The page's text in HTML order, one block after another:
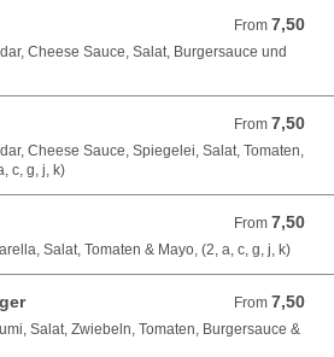
From 7,50
From 7,50 EUR
Cheese Sauce, Salat, Burgersauce und
From 7,50
From 7,50 EUR
Cheese Sauce, Spiegelei, Salat, Tomaten,
c, g, j, k)
From 7,50
From 7,50 EUR
Salat, Tomaten & Mayo, (2, a, c, g, j, k)
From 7,50
From 7,50 EUR
Salat, Zwiebeln, Tomaten, Burgersauce &